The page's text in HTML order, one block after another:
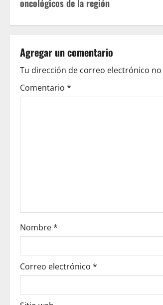
s
n
a
v
i
o
n
oncológicos de la región
Agregar un comentario
Tu dirección de correo electrónico
Comentario *
Nombre*
Correo electrónico *